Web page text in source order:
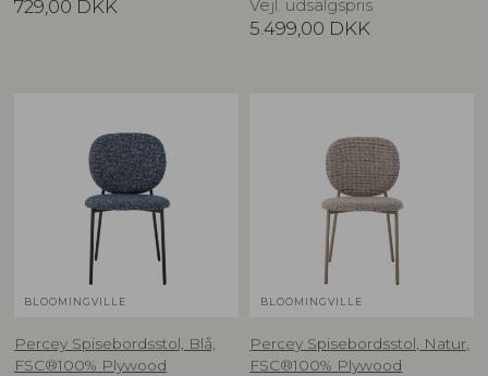
729,00 DKK Vejl. udsalgspris
5.499,00 DKK
BLOOMINGVILLE
Percey Spisebordsstol, Blå,
FSC®100% Plywood
BLOOMINGVILLE
Percey Spisebordsstol, Natur,
FSC®100% Plywood